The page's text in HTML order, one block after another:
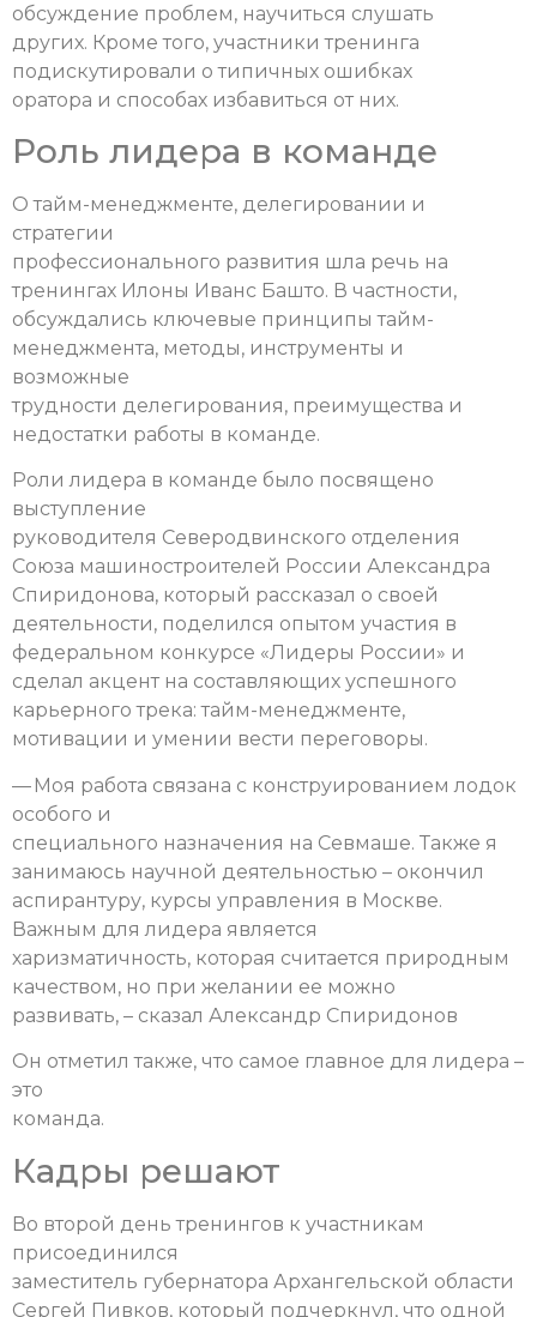
обсуждение проблем, научиться слушать
других. Кроме того, участники тренинга
подискутировали о типичных ошибках
оратора и способах избавиться от них.
Роль лидера в команде
О тайм-менеджменте, делегировании и
стратегии
профессионального развития шла речь на
тренингах Илоны Иванс Башто. В частности,
обсуждались ключевые принципы тайм-
менеджмента, методы, инструменты и
возможные
трудности делегирования, преимущества и
недостатки работы в команде.
Роли лидера в команде было посвящено
выступление
руководителя Северодвинского отделения
Союза машиностроителей России Александра
Спиридонова, который рассказал о своей
деятельности, поделился опытом участия в
федеральном конкурсе «Лидеры России» и
сделал акцент на составляющих успешного
карьерного трека: тайм-менеджменте,
мотивации и умении вести переговоры.
— Моя работа связана с конструированием лодок
особого и
специального назначения на Севмаше. Также я
занимаюсь научной деятельностью – окончил
аспирантуру, курсы управления в Москве.
Важным для лидера является
харизматичность, которая считается природным
качеством, но при желании ее можно
развивать, – сказал Александр Спиридонов
Он отметил также, что самое главное для лидера –
это
команда.
Кадры решают
Во второй день тренингов к участникам
присоединился
заместитель губернатора Архангельской области
Сергей Пивков, который подчеркнул, что одной